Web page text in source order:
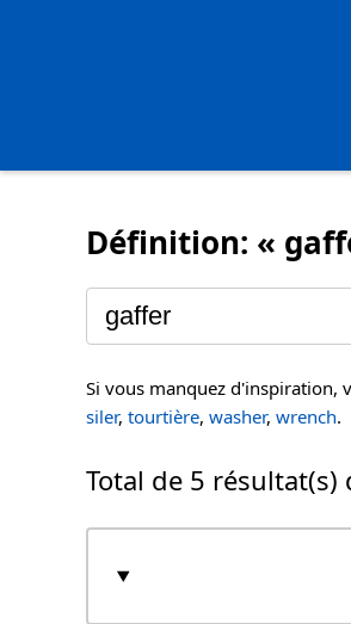
Définition: «
Si vous manquez d'inspiration,
siler, tourtière, washer, wrench.
Total de 5